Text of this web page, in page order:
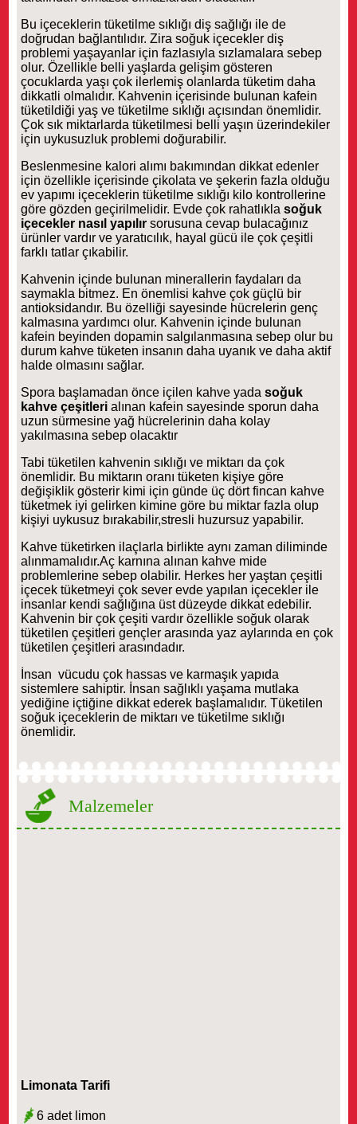
Bu içeceklerin tüketilme sıklığı diş sağlığı ile de
doğrudan bağlantılıdır. Zira soğuk içecekler diş
problemi yaşayanlar için fazlasıyla sızlamalara sebep
olur. Özellikle belli yaşlarda gelişim gösteren
çocuklarda yaşı çok ilerlemiş olanlarda tüketim daha
dikkatli olmalıdır. Kahvenin içerisinde bulunan kafein
tüketildiği yaş ve tüketilme sıklığı açısından önemlidir.
Çok sık miktarlarda tüketilmesi belli yaşın üzerindekiler
için uykusuzluk problemi doğurabilir.
Beslenmesine kalori alımı bakımından dikkat edenler
için özellikle içerisinde çikolata ve şekerin fazla olduğu
ev yapımı içeceklerin tüketilme sıklığı kilo kontrollerine
göre gözden geçirilmelidir. Evde çok rahatlıklasoğuk
içecekler nasıl yapılırsorusuna cevap bulacağınız
ürünler vardır ve yaratıcılık, hayal gücü ile çok çeşitli
farklı tatlar çıkabilir.
Kahvenin içinde bulunan minerallerin faydaları da
saymakla bitmez. En önemlisi kahve çok güçlü bir
antioksidandır. Bu özelliği sayesinde hücrelerin genç
kalmasına yardımcı olur. Kahvenin içinde bulunan
kafein beyinden dopamin salgılanmasına sebep olur bu
durum kahve tüketen insanın daha uyanık ve daha aktif
halde olmasını sağlar.
Spora başlamadan önce içilen kahve yadasoğuk
kahve çeşitlerialınan kafein sayesinde sporun daha
uzun sürmesine yağ hücrelerinin daha kolay
yakılmasına sebep olacaktır
Tabi tüketilen kahvenin sıklığı ve miktarı da çok
önemlidir. Bu miktarın oranı tüketen kişiye göre
değişiklik gösterir kimi için günde üç dört fincan kahve
tüketmek iyi gelirken kimine göre bu miktar fazla olup
kişiyi uykusuz bırakabilir,stresli huzursuz yapabilir.
Kahve tüketirken ilaçlarla birlikte aynı zaman diliminde
alınmamalıdır.Aç karnına alınan kahve mide
problemlerine sebep olabilir. Herkes her yaştan çeşitli
içecek tüketmeyi çok sever evde yapılan içecekler ile
insanlar kendi sağlığına üst düzeyde dikkat edebilir.
Kahvenin bir çok çeşiti vardır özellikle soğuk olarak
tüketilen çeşitleri gençler arasında yaz aylarında en çok
tüketilen çeşitleri arasındadır.
İnsan vücudu çok hassas ve karmaşık yapıda
sistemlere sahiptir. İnsan sağlıklı yaşama mutlaka
yediğine içtiğine dikkat ederek başlamalıdır. Tüketilen
soğuk içeceklerin de miktarı ve tüketilme sıklığı
önemlidir.
Malzemeler
Limonata Tarifi
6 adet limon